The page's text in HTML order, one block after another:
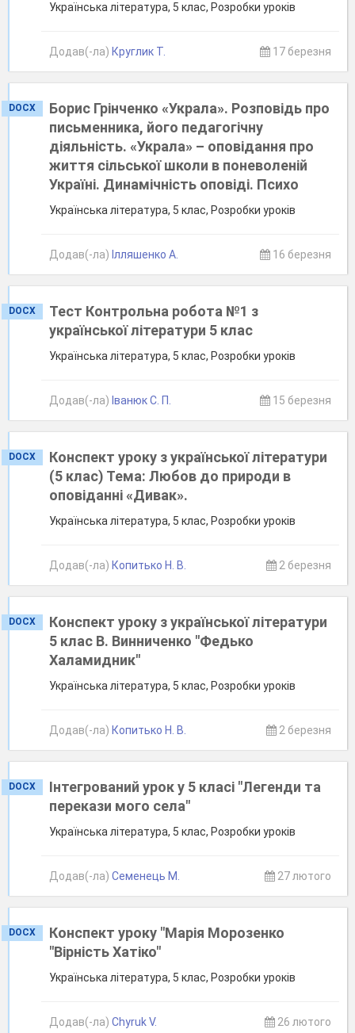
Українська література, 5 клас, Розробки уроків
Додав(-ла) Круглик Т. 17 березня
DOCX
Борис Грінченко «Украла». Розповідь про
письменника, його педагогічну
діяльність. «Украла» – оповідання про
життя сільської школи в поневоленій
Україні. Динамічність оповіді. Психо
Українська література, 5 клас, Розробки уроків
Додав(-ла) Ілляшенко А. 16 березня
DOCX
Тест Контрольна робота №1 з
української літератури 5 клас
Українська література, 5 клас, Розробки уроків
Додав(-ла) Іванюк С. П. 15 березня
DOCX
Конспект уроку з української літератури
(5 клас) Тема: Любов до природи в
оповіданні «Дивак».
Українська література, 5 клас, Розробки уроків
Додав(-ла) Копитько Н. В. 2 березня
DOCX
Конспект уроку з української літератури
5 клас В. Винниченко "Федько
Халамидник"
Українська література, 5 клас, Розробки уроків
Додав(-ла) Копитько Н. В. 2 березня
DOCX
Інтегрований урок у 5 класі "Легенди та
перекази мого села"
Українська література, 5 клас, Розробки уроків
Додав(-ла) Семенець М. 27 лютого
DOCX
Конспект уроку "Марія Морозенко
"Вірність Хатіко"
Українська література, 5 клас, Розробки уроків
Додав(-ла) Chyruk V. 26 лютого